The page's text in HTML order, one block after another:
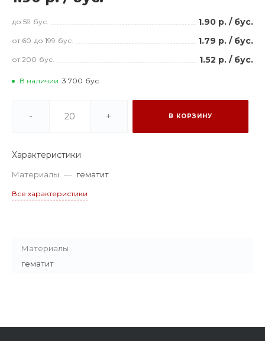
до 59 бус. 1.90 р. / бус.
от 60 до 199 бус. 1.79 р. / бус.
от 200 бус. 1.52 р. / бус.
В наличии 3 700 бус.
- + В КОРЗИНУ
Характеристики
Материалы — гематит
Все характеристики
Материалы
гематит